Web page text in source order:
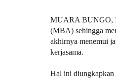
MUARA BUNGO,
(MBA) sehingga
akhirnya menemui
kerjasama.
Hal ini diungkapkan